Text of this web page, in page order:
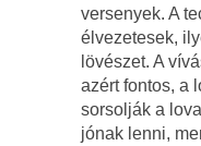
versenyek. A
élvezetesek,
lövészet. A
azért fontos, a
sorsolják a
jónak lenni,